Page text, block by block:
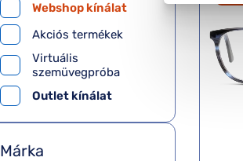
Webshop kínálat
Akciós termékek
Virtuális
szemüvegpróba
Outlet kínálat
Márka